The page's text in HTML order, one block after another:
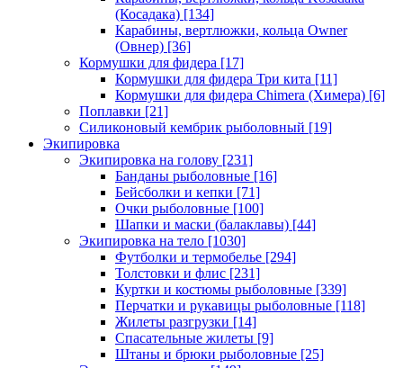
(Косадака) [134]
Карабины, вертлюжки, кольца Owner
(Овнер) [36]
Кормушки для фидера [17]
Кормушки для фидера Три кита [11]
Кормушки для фидера Chimera (Химера) [6]
Поплавки [21]
Силиконовый кембрик рыболовный [19]
Экипировка
Экипировка на голову [231]
Банданы рыболовные [16]
Бейсболки и кепки [71]
Очки рыболовные [100]
Шапки и маски (балаклавы) [44]
Экипировка на тело [1030]
Футболки и термобелье [294]
Толстовки и флис [231]
Куртки и костюмы рыболовные [339]
Перчатки и рукавицы рыболовные [118]
Жилеты разгрузки [14]
Спасательные жилеты [9]
Штаны и брюки рыболовные [25]